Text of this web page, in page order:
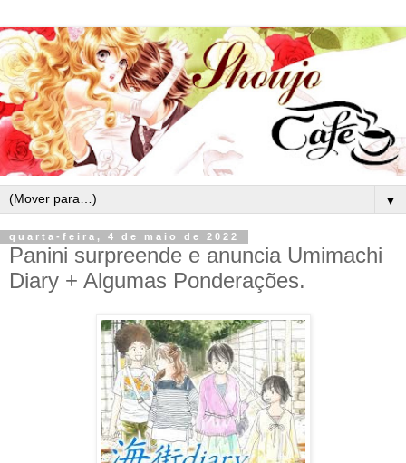
▼
quarta-feira, 4 de maio de 2022
Panini surpreende e anuncia Umimachi
Diary + Algumas Ponderações.